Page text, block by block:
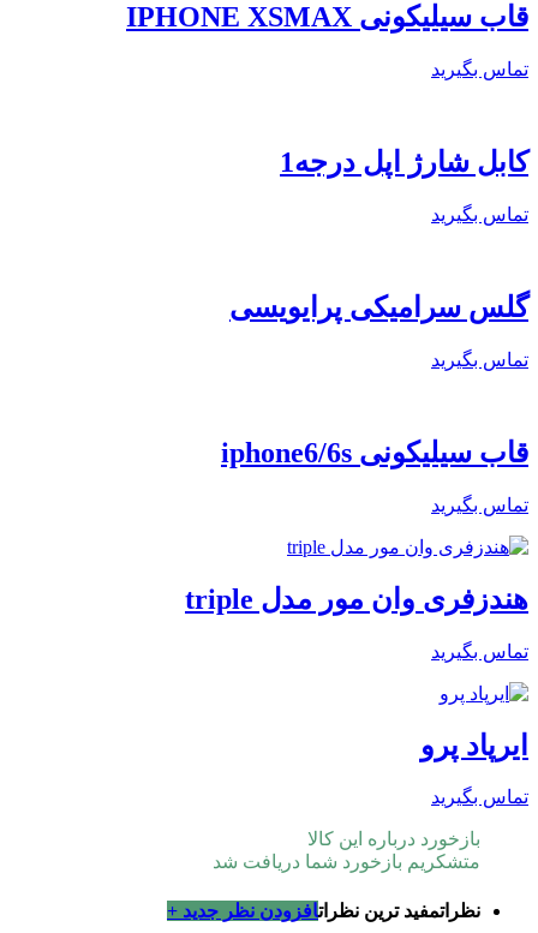
قاب سیلیکونی IPHONE XSMAX
تماس بگیرید
کابل شارژ اپل درجه1
تماس بگیرید
گلس سرامیکی پرایویسی
تماس بگیرید
قاب سیلیکونی iphone6/6s
تماس بگیرید
هندزفری وان مور مدل triple
تماس بگیرید
ایرپاد پرو
تماس بگیرید
بازخورد درباره این کالا
متشکریم بازخورد شما دریافت شد
نظراتمفید ترین نظراتافزودن نظر جدید +